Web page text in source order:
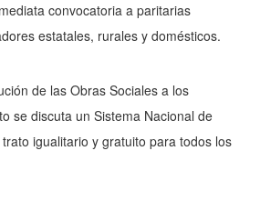
convocatoria a paritarias
estatales, rurales y domésticos.
de las Obras Sociales a los
se discuta un Sistema Nacional de
igualitario y gratuito para todos los